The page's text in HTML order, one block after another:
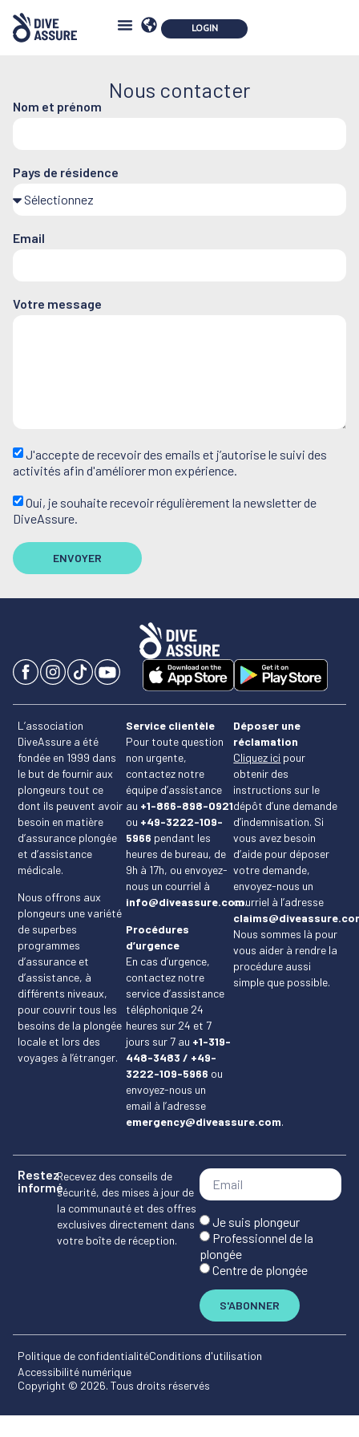
Nous contacter
Nom et prénom
Pays de résidence
Email
Votre message
J'accepte de recevoir des emails et j’autorise le suivi des
activités afin d'améliorer mon expérience.
Oui, je souhaite recevoir régulièrement la newsletter de
DiveAssure.
ENVOYER
L’association
DiveAssure a été
fondée en 1999 dans
le but de fournir aux
plongeurs tout ce
dont ils peuvent avoir
besoin en matière
d’assurance plongée
et d’assistance
médicale.
Nous offrons aux
plongeurs une variété
de superbes
programmes
d’assurance et
d’assistance, à
différents niveaux,
pour couvrir tous les
besoins de la plongée
locale et lors des
voyages à l’étranger.
Service clientèle
Pour toute question
non urgente,
contactez notre
équipe d’assistance
au +1-866-898-0921
ou +49-3222-109-
5966 pendant les
heures de bureau, de
9h à 17h, ou envoyez-
nous un courriel à
info@diveassure.com.
Procédures
d’urgence
En cas d’urgence,
contactez notre
service d’assistance
téléphonique 24
heures sur 24 et 7
jours sur 7 au +1-319-
448-3483 / +49-
3222-109-5966 ou
envoyez-nous un
email à l’adresse
emergency@diveassure.com.
Déposer une
réclamation
Cliquez ici pour
obtenir des
instructions sur le
dépôt d’une demande
d’indemnisation. Si
vous avez besoin
d’aide pour déposer
votre demande,
envoyez-nous un
courriel à l’adresse
Nous sommes là pour
vous aider à rendre la
procédure aussi
simple que possible.
Restez
informé
Recevez des conseils de
sécurité, des mises à jour de
la communauté et des offres
exclusives directement dans
votre boîte de réception.
Je suis plongeur
Professionnel de la
plongée
Centre de plongée
S'ABONNER
Copyright © 2026. Tous droits réservés
Politique de confidentialitéConditions d'utilisation
Accessibilité numérique